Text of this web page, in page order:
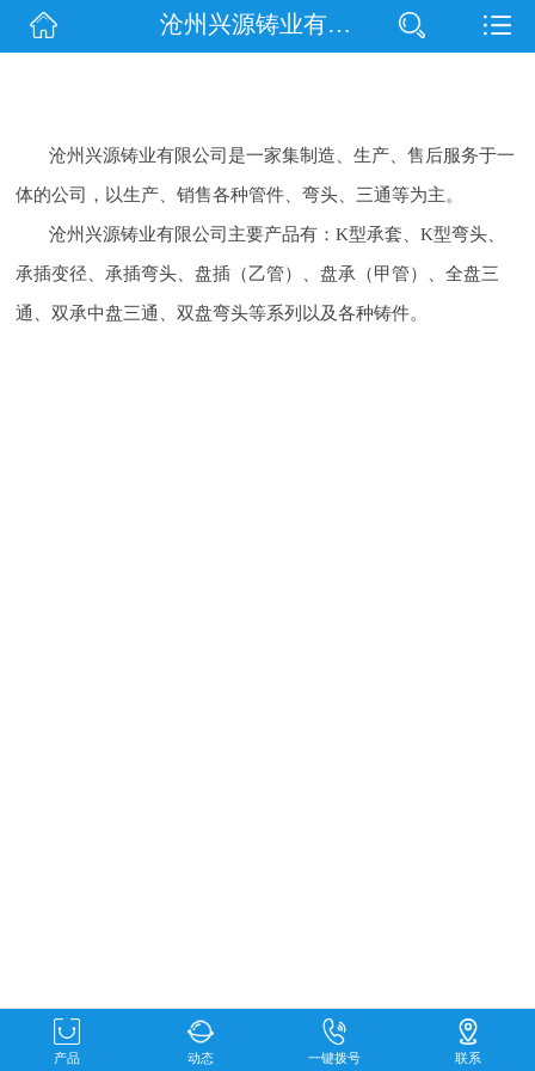
网站首页
信息动态
企业文化
沧州兴源铸业有限公司
沧州兴源铸业有限公司是一家集制造、生产、售后服务于一
体的公司，以生产、销售各种管件、弯头、三通等为主。
沧州兴源铸业有限公司主要产品有：K型承套、K型弯头、
承插变径、承插弯头、盘插（乙管）、盘承（甲管）、全盘三
通、双承中盘三通、双盘弯头等系列以及各种铸件。
产品 动态 一键拨号 联系